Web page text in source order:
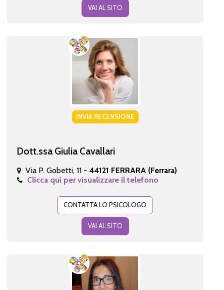
VAI AL SITO
INVIA RECENSIONE
Dott.ssa Giulia Cavallari
Via P. Gobetti, 11 - 44121 FERRARA (Ferrara)
Clicca qui per visualizzare il telefono
CONTATTA LO PSICOLOGO
VAI AL SITO